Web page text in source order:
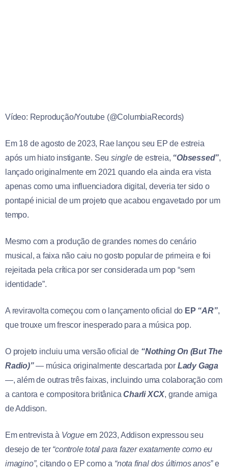
Vídeo: Reprodução/Youtube (@ColumbiaRecords)
Em 18 de agosto de 2023, Rae lançou seu EP de estreia
após um hiato instigante. Seusinglede estreia, “Obsessed”,
lançado originalmente em 2021 quando ela ainda era vista
apenas como uma influenciadora digital, deveria ter sido o
pontapé inicial de um projeto que acabou engavetado por um
tempo.
Mesmo com a produção de grandes nomes do cenário
musical, a faixa não caiu no gosto popular de primeira e foi
rejeitada pela crítica por ser considerada um pop “sem
identidade”.
A reviravolta começou com o lançamento oficial do EP “AR”,
que trouxe um frescor inesperado para a música pop.
O projeto incluiu uma versão oficial de “Nothing On (But The
Radio)”— música originalmente descartada por Lady Gaga
—, além de outras três faixas, incluindo uma colaboração com
a cantora e compositora britânicaCharli XCX, grande amiga
de Addison.
Em entrevista à Vogueem 2023, Addison expressou seu
desejo de ter “controle total para fazer exatamente como eu
imagino”, citando o EP como a “nota final dos últimos anos”e